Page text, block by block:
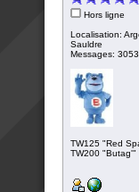
Hors ligne
Localisation:
Sauldre
Messages: 3053
TW125 "Red
TW200 "Butag'"